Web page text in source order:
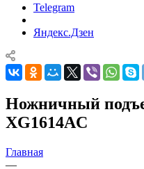
Telegram
Яндекс.Дзен
Ножничный
XG1614AC
Главная
—